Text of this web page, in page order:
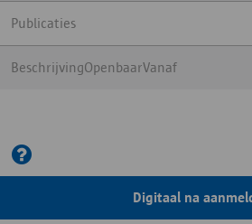
Publicaties
BeschrijvingOpenbaarVanaf
Digitaal na